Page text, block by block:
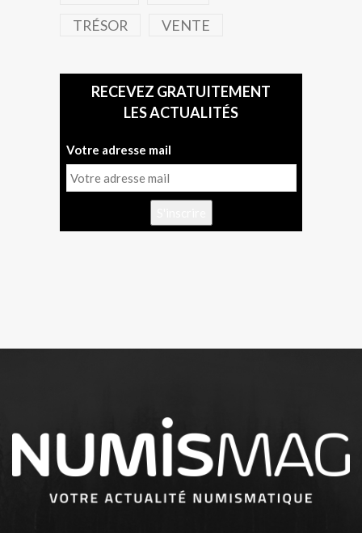
TRÉSOR VENTE
RECEVEZ GRATUITEMENT
LES ACTUALITÉS
Votre adresse mail